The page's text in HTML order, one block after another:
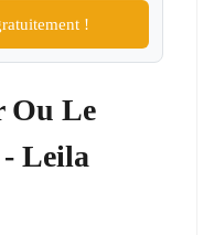
!
Ou Le
Leila